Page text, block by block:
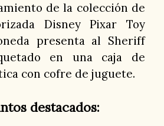
de la colección de
Disney Pixar Toy
presenta al Sheriff
en una caja de
con cofre de juguete.
destacados: